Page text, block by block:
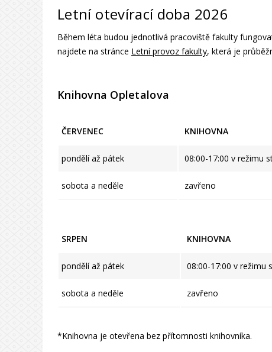
Letní otevírací doba 2026
Během léta budou jednotlivá pracoviště fakulty
najdete na stránce Letní provoz fakulty, která je
Knihovna Opletalova
ČERVENEC KNIHOVNA
pondělí až pátek 08:00-17:00 v režimu
sobota a neděle zavřeno
SRPEN KNIHOVNA
pondělí až pátek 08:00-17:00 v režimu
sobota a neděle zavřeno
*Knihovna je otevřena bez přítomnosti knihovníka.